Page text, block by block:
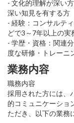
- 文化的理解が深い
深い知見を有する方
- 経験：コンサルテ
どで3～7年以上の実
- 学歴・資格：関連
度な研修・トレーニ
業務内容
職務内容
採用された方には、
的コミュニケーショ
ただき、以下の業務